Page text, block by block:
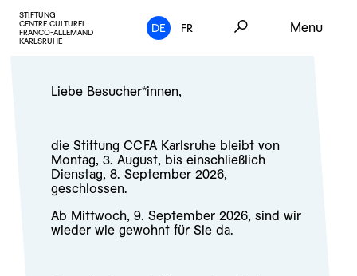
STIFTUNG
CENTRE CULTUREL
FRANCO-ALLEMAND
KARLSRUHE
DE FR Menu
Liebe Besucher*innen,
die Stiftung CCFA Karlsruhe bleibt von
Montag, 3. August, bis einschließlich
Dienstag, 8. September 2026,
geschlossen.
Ab Mittwoch, 9. September 2026, sind wir
wieder wie gewohnt für Sie da.